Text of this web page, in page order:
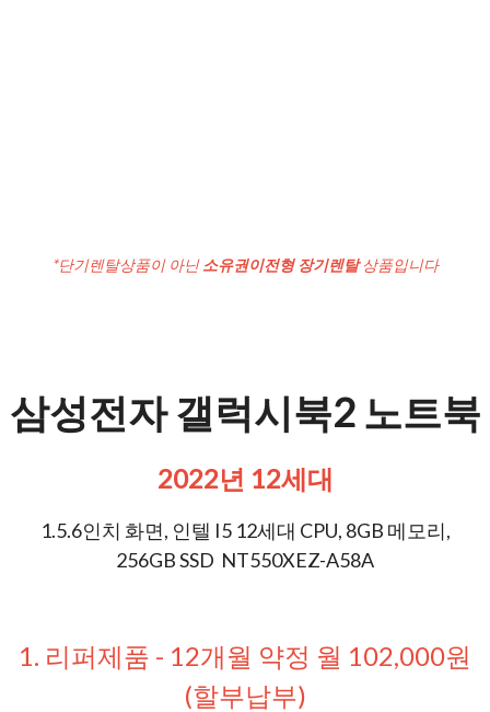
*단기렌탈상품이 아닌 소유권이전형 장기렌탈상품입니다
삼성전자 갤럭시북2 노트북
2022년 12세대
1.5.6인치 화면, 인텔 I5 12세대 CPU, 8GB 메모리,
256GB SSD NT550XEZ-A58A
1. 리퍼제품 - 12개월 약정 월 102,000원
(할부납부)